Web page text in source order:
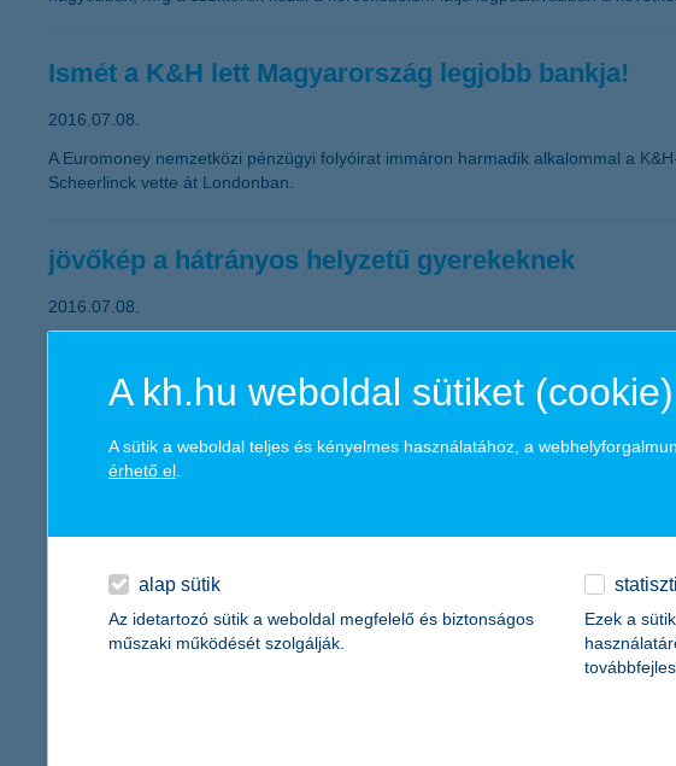
Ismét a K&H lett Magyarország legjobb bankja!
2016.07.08.
A Euromoney nemzetközi pénzügyi folyóirat immáron harmadik alkalommal a
Scheerlinck vette át Londonban.
jövőkép a hátrányos helyzetű gyerekeknek
2016.07.08.
K&H Biztosító: Háború indul az autóbalesetek ellen
a K&H Biztosító által elindított telematika projekt, amely kulcsszerepet kap a
védelem a vállalati pénzügyi tranzakciókhoz
A vállalati elektronikus banki szolgáltatások éves szinten több tízezer milliárd
A kh.hu weboldal sütiket
A sütik a weboldal teljes és kényelmes használatához, a
érhető el
alap sütik
Az idetartozó sütik a weboldal megfelelő és biztonságos
műszaki működését szolgálják.
Ezek a